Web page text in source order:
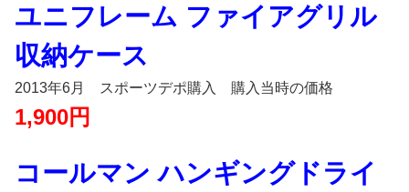
ユニフレーム ファイアグリル
収納ケース
2013年6月 スポーツデポ購入 購入当時の価格
1,900円
コールマン ハンギングドライ